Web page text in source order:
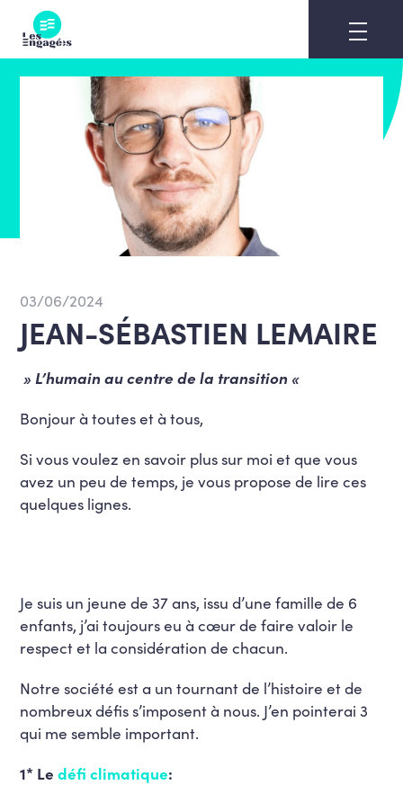
content
03/06/2024
JEAN-SÉBASTIEN LEMAIRE
» L’humain au centre de la transition «
Bonjour à toutes et à tous,
Si vous voulez en savoir plus sur moi et que vous
avez un peu de temps, je vous propose de lire ces
quelques lignes.
Je suis un jeune de 37 ans, issu d’une famille de 6
enfants, j’ai toujours eu à cœur de faire valoir le
respect et la considération de chacun.
Notre société est a un tournant de l’histoire et de
nombreux défis s’imposent à nous. J’en pointerai 3
qui me semble important.
1* Ledéfi climatique: